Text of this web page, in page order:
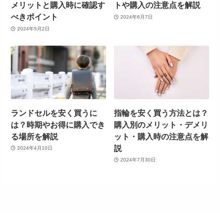
メリットと購入時に確認す
べきポイント
2024年5月2日
トや購入の注意点を解説
2024年6月7日
ランドセルを安く買うに
は？時期やお得に購入でき
る場所を解説
2024年4月10日
指輪を安く買う方法とは？
購入別のメリット・デメリ
ット・購入時の注意点を解
説
2024年7月30日